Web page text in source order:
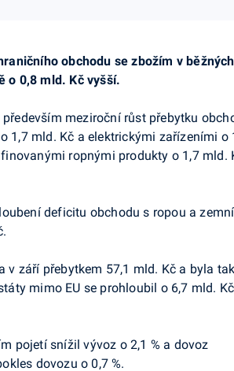
obchodu se zbožím v běžných
o 0,8 mld. Kč vyšší.
meziroční růst přebytku
1,7 mld. Kč a elektrickými zařízeními o
ropnými produkty o 1,7 mld.
deficitu obchodu s ropou a
v září přebytkem 57,1 mld. Kč a byla tak
mimo EU se prohloubil o 6,7 mld. Kč
pojetí snížil vývoz o 2,1 % a dovoz
dovozu o 0,7 %.